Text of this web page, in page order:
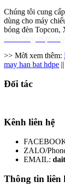
Chúng tôi cung
dùng cho máy
bóng đèn
>> Mời xem thêm:
may han bat hdpe ||
Đối tác
Kênh liên hệ
ZALO/
EMAIL:
Thông tin liên